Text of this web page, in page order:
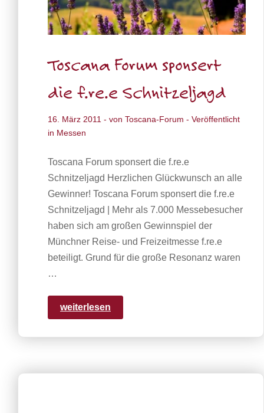
Toscana Forum sponsert
die f.re.e Schnitzeljagd
16. März 2011 - von Toscana-Forum - Veröffentlicht
in Messen
Toscana Forum sponsert die f.re.e
Schnitzeljagd Herzlichen Glückwunsch an alle
Gewinner! Toscana Forum sponsert die f.re.e
Schnitzeljagd | Mehr als 7.000 Messebesucher
haben sich am großen Gewinnspiel der
Münchner Reise- und Freizeitmesse f.re.e
beteiligt. Grund für die große Resonanz waren
…
weiterlesen